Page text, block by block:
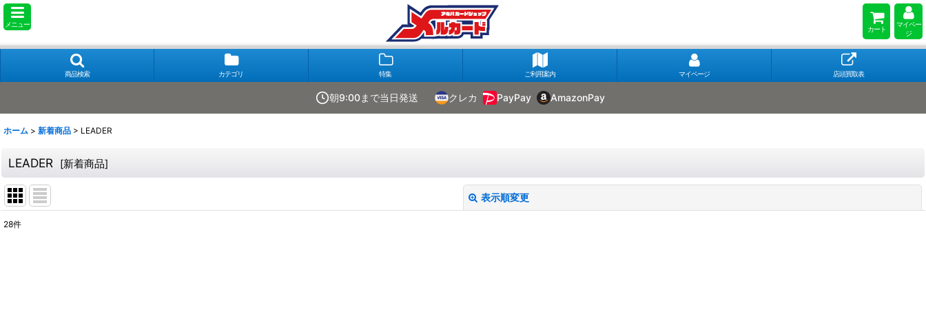
メニュー
カート
マイペー
ジ
商品検索 カテゴリ 特集 ご利用案内 マイページ 店頭買取表
朝9:00まで当日発送 クレカ PayPay AmazonPay
ホーム > 新着商品 > LEADER
LEADER [新着商品]
表示順変更
28件